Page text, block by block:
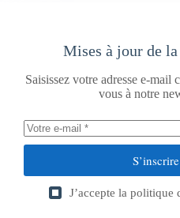
Mises à jour de
Saisissez votre adresse e-mail
vous à notre
S’inscrire
J’accepte la politique